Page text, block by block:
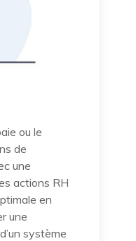
ou le
de
une
actions RH
en
une
système